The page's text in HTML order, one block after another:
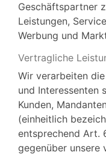
Geschäftspartner
Leistungen,
Werbung und
Vertragliche
Wir verarbeiten
und Interessenten
Kunden,
(einheitlich
entsprechend Art.
gegenüber unsere